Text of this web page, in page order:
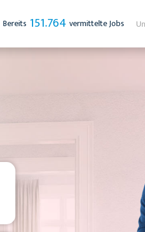
Bereits 151.764 vermittelte Jobs